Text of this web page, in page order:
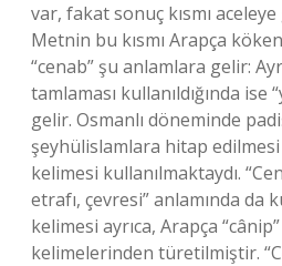
var, fakat sonuç kısmı
Metnin bu kısmı Arapça
“cenab” şu anlamlara gelir:
tamlaması kullanıldığında ise
gelir. Osmanlı döneminde
şeyhülislamlara hitap edilmesi
kelimesi kullanılmaktaydı.
etrafı, çevresi” anlamında da
kelimesi ayrıca, Arapça
kelimelerinden türetilmiştir.